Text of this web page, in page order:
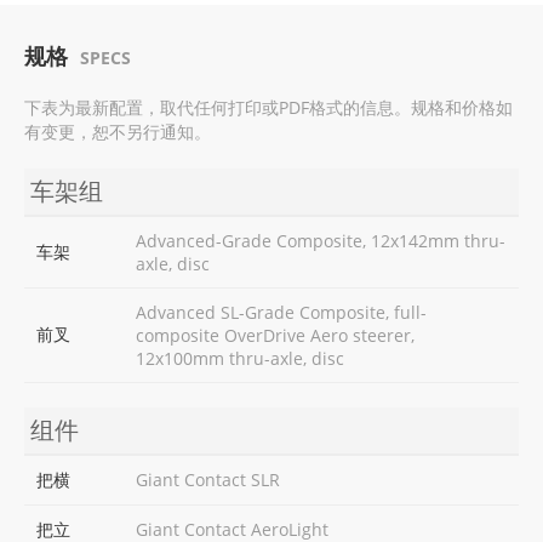
规格 SPECS
下表为最新配置，取代任何打印或PDF格式的信息。规格和价格如
有变更，恕不另行通知。
车架组
车架
Advanced-Grade Composite, 12x142mm thru-
axle, disc
前叉
Advanced SL-Grade Composite, full-
composite OverDrive Aero steerer,
12x100mm thru-axle, disc
组件
把横 Giant Contact SLR
把立 Giant Contact AeroLight